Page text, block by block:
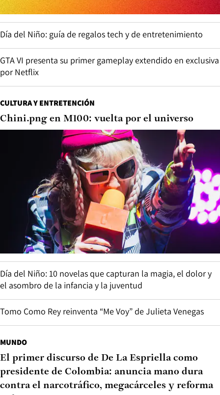
Día del Niño: guía de regalos tech y de entretenimiento
GTA VI presenta su primer gameplay extendido en exclusiva
por Netflix
CULTURA Y ENTRETENCIÓN
Chini.png en M100: vuelta por el universo
Día del Niño: 10 novelas que capturan la magia, el dolor y
el asombro de la infancia y la juventud
Tomo Como Rey reinventa “Me Voy” de Julieta Venegas
MUNDO
El primer discurso de De La Espriella como
presidente de Colombia: anuncia mano dura
contra el narcotráfico, megacárceles y reforma